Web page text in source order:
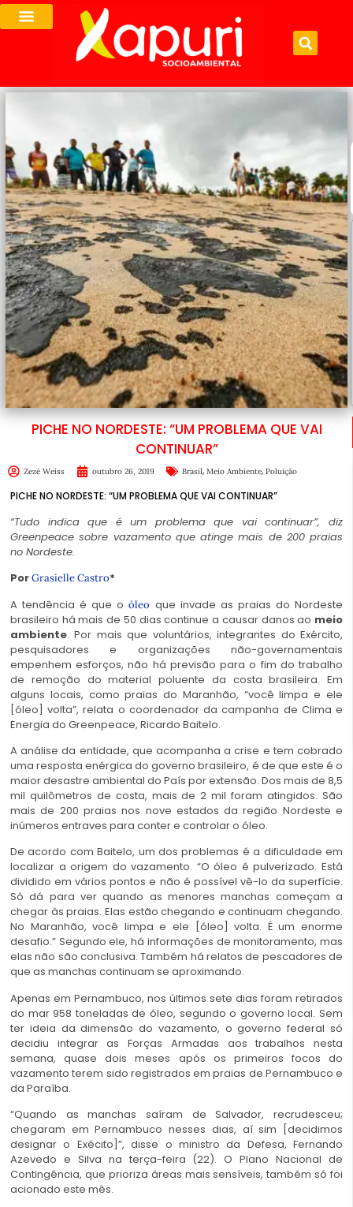
PICHE NO NORDESTE: “UM PROBLEMA QUE VAI
CONTINUAR”
Zezé Weiss outubro 26, 2019 Brasil, Meio Ambiente, Poluição
PICHE NO NORDESTE: “UM PROBLEMA QUE VAI CONTINUAR”
“Tudo indica que é um problema que vai continuar”, diz
Greenpeace sobre vazamento que atinge mais de 200 praias
no Nordeste.
PorGrasielle Castro*
A tendência é que oóleo que invade as praias do Nordeste
brasileiro há mais de 50 dias continue a causar danos ao meio
ambiente. Por mais que voluntários, integrantes do Exército,
pesquisadores e organizações não-governamentais
empenhem esforços, não há previsão para o fim do trabalho
de remoção do material poluente da costa brasileira. Em
alguns locais, como praias do Maranhão, “você limpa e ele
[óleo] volta”, relata o coordenador da campanha de Clima e
Energia do Greenpeace, Ricardo Baitelo.
A análise da entidade, que acompanha a crise e tem cobrado
uma resposta enérgica do governo brasileiro, é de que este é o
maior desastre ambiental do País por extensão. Dos mais de 8,5
mil quilômetros de costa, mais de 2 mil foram atingidos. São
mais de 200 praias nos nove estados da região Nordeste e
inúmeros entraves para conter e controlar o óleo.
De acordo com Baitelo, um dos problemas é a dificuldade em
localizar a origem do vazamento. “O óleo é pulverizado. Está
dividido em vários pontos e não é possível vê-lo da superfície.
Só dá para ver quando as menores manchas começam a
chegar às praias. Elas estão chegando e continuam chegando.
No Maranhão, você limpa e ele [óleo] volta. É um enorme
desafio.” Segundo ele, há informações de monitoramento, mas
elas não são conclusiva. Também há relatos de pescadores de
que as manchas continuam se aproximando.
Apenas em Pernambuco, nos últimos sete dias foram retirados
do mar 958 toneladas de óleo, segundo o governo local. Sem
ter ideia da dimensão do vazamento, o governo federal só
decidiu integrar as Forças Armadas aos trabalhos nesta
semana, quase dois meses após os primeiros focos do
vazamento terem sido registrados em praias de Pernambuco e
da Paraíba.
“Quando as manchas saíram de Salvador, recrudesceu;
chegaram em Pernambuco nesses dias, aí sim [decidimos
designar o Exécito]”, disse o ministro da Defesa, Fernando
Azevedo e Silva na terça-feira (22). O Plano Nacional de
Contingência, que prioriza áreas mais sensíveis, também só foi
acionado este mês.